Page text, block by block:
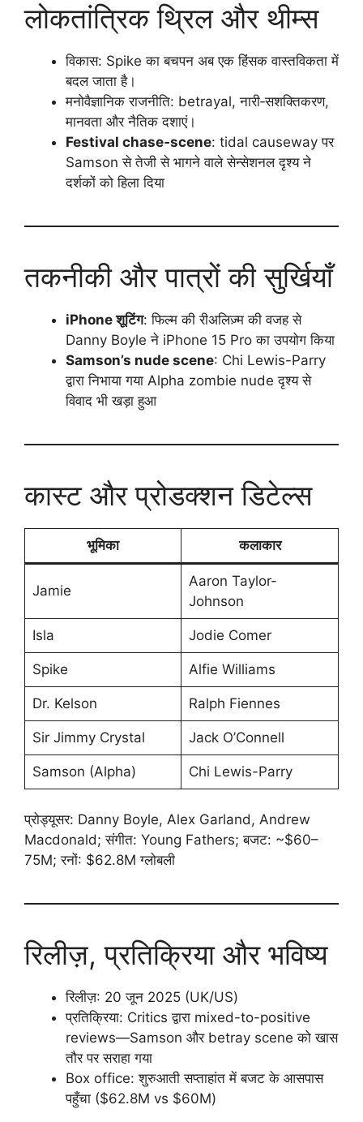
लोकतांत्रिक थ्रिल और थीम्स
विकास: Spike का बचपन अब एक हिंसक वास्तविकता में
बदल जाता है।
मनोवैज्ञानिक राजनीति: betrayal, नारी‑सशक्तिकरण,
मानवता और नैतिक दशाएं।
Festival chase‑scene: tidal causeway पर
Samson से तेजी से भागने वाले सेन्सेशनल दृश्य ने
दर्शकों को हिला दिया
तकनीकी और पात्रों की सुर्खियाँ
iPhone शूटिंग: फिल्म की रीअलिज़्म की वजह से
Danny Boyle ने iPhone 15 Pro का उपयोग किया
Samson’s nude scene: Chi Lewis-Parry
द्वारा निभाया गया Alpha zombie nude दृश्य से
विवाद भी खड़ा हुआ
कास्ट और प्रोडक्शन डिटेल्स
भूमिका कलाकार
Jamie
Aaron Taylor-
Johnson
Isla Jodie Comer
Spike Alfie Williams
Dr. Kelson Ralph Fiennes
Sir Jimmy Crystal Jack O’Connell
Samson (Alpha) Chi Lewis-Parry
प्रोड्यूसर: Danny Boyle, Alex Garland, Andrew
Macdonald; संगीत: Young Fathers; बजट: ~$60–
75M; रनों: $62.8M ग्लोबली
रिलीज़, प्रतिक्रिया और भविष्य
रिलीज़: 20 जून 2025 (UK/US)
प्रतिक्रिया: Critics द्वारा mixed-to-positive
reviews—Samson और betray scene को खास
तौर पर सराहा गया
Box office: शुरुआती सप्ताहांत में बजट के आसपास
पहुँचा ($62.8M vs $60M)